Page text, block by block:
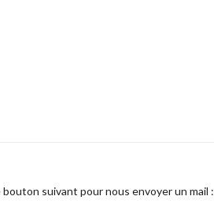
suivant pour nous envoyer un mail :